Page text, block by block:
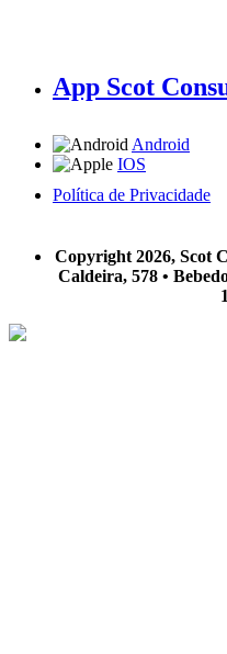
App Scot
Android
IOS
Política de Privacidade
Copyright 2026, Scot
Caldeira, 578 •